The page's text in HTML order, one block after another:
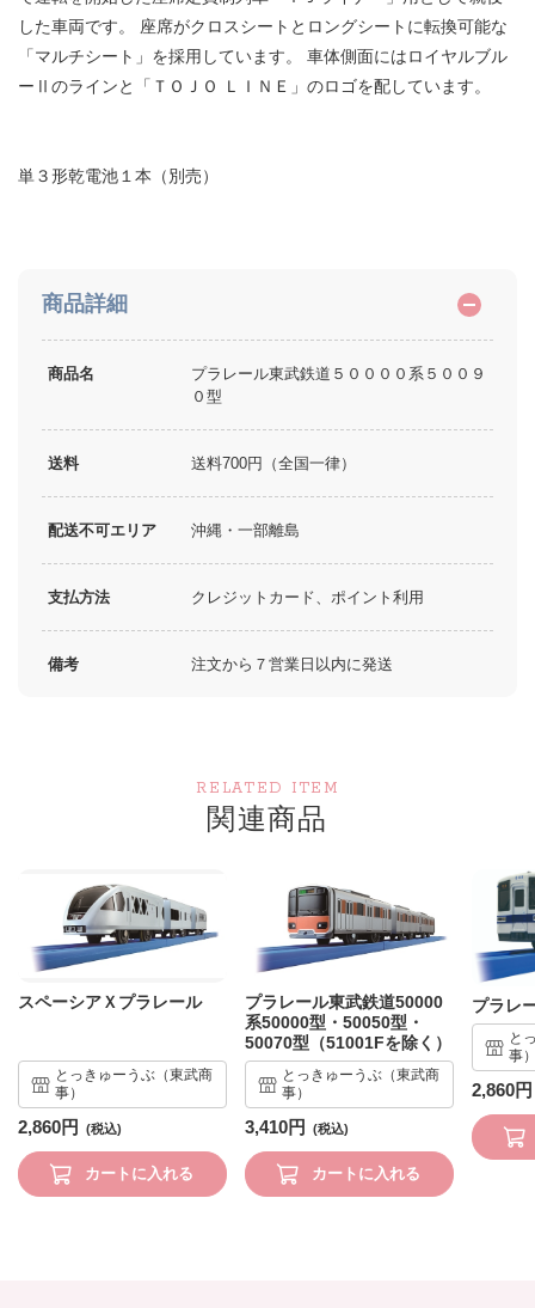
した車両です。 座席がクロスシートとロングシートに転換可能な
「マルチシート」を採用しています。 車体側面にはロイヤルブル
ーⅡのラインと「ＴＯＪＯ ＬＩＮＥ」のロゴを配しています。
単３形乾電池１本（別売）
商品詳細
商品名
プラレール東武鉄道５００００系５００９
０型
送料 送料700円（全国一律）
配送不可エリア 沖縄・一部離島
支払方法 クレジットカード、ポイント利用
備考 注文から７営業日以内に発送
RELATED ITEM
関連商品
スペーシアＸプラレール
とっきゅーうぶ（東武商
事）
2,860円
カートに入れる
プラレール東武鉄道50000
系50000型・50050型・
50070型（51001Fを除く）
とっきゅーうぶ（東武商
事）
3,410円
カートに入れる
プラレ
と
事
2,860円